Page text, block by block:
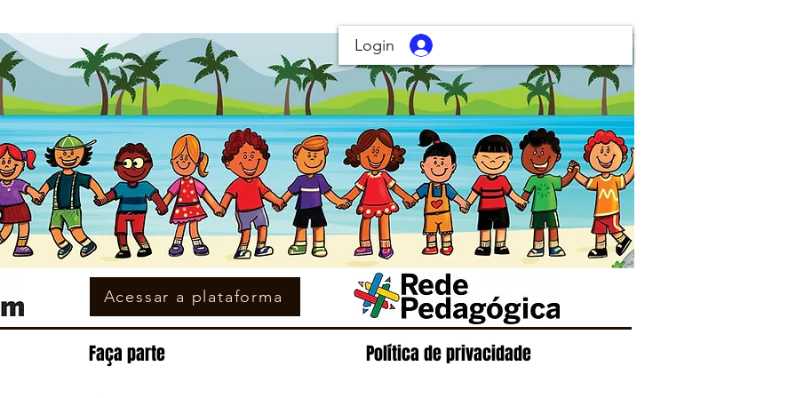
Login
Acessar a plataforma
Faça parte Política de privacidade